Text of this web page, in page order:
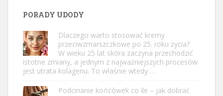
PORADY UDODY
Dlaczego warto stosować kremy
przeciwzmarszczkowe po 25. roku życia?
W wieku 25 lat skóra zaczyna przechodzić
istotne zmiany, a jednym z najważniejszych procesów
jest utrata kolagenu. To właśnie wtedy …
Podcinanie końcówek co ile – jak dobrać